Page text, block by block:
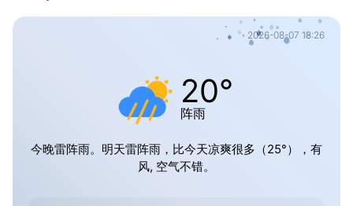
2026-08-07 18:26
20°
阵雨
今晚雷阵雨。明天雷阵雨，比今天凉爽很多（25°），有
风, 空气不错。